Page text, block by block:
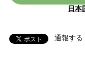
日本
通報する